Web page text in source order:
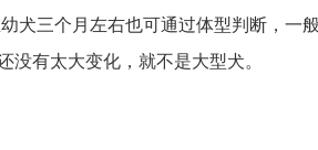
犬三个月左右也可通过体型判断，一
没有太大变化，就不是大型犬。